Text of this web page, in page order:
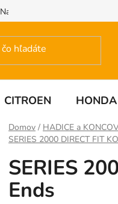
Napíšte nám
CITROEN HONDA
Domov / HADICE a
SERIES 2000 DIRECT FIT
SERIES
Ends